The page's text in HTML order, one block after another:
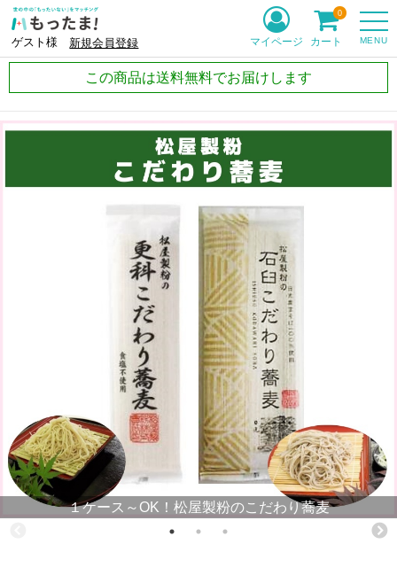
ゲスト様 新規会員登録 MENU
マイページ カート
0
この商品は送料無料でお届けします
１ケース～OK！松屋製粉のこだわり蕎麦